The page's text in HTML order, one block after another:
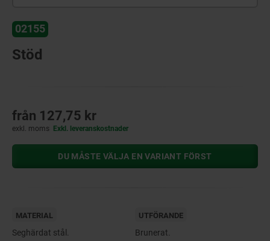
02155
Stöd
från 127,75 kr
exkl. moms Exkl. leveranskostnader
DU MÅSTE VÄLJA EN VARIANT FÖRST
MATERIAL
Seghärdat stål.
UTFÖRANDE
Brunerat.